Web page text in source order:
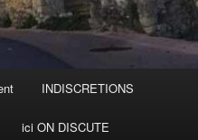
INDISCRETIONS
ici ON DISCUTE